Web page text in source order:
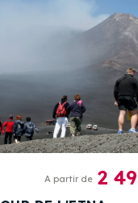
A partir de 2